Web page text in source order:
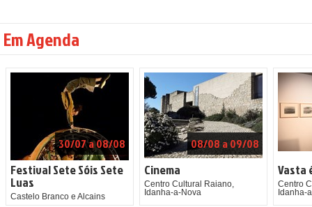
Em Agenda
30/07 a 08/08
Festival Sete Sóis Sete
Luas
Castelo Branco e Alcains
08/08 a 09/08
Cinema
Centro Cultural Raiano,
Idanha-a-Nova
Vasta
Centro
Idanha-